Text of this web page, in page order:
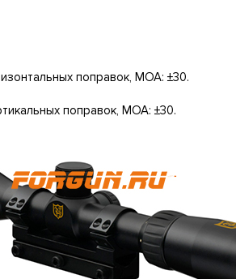
поправок, МОА: ±30.
поправок, МОА: ±30.